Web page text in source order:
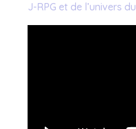
J-RPG et de l’univers du